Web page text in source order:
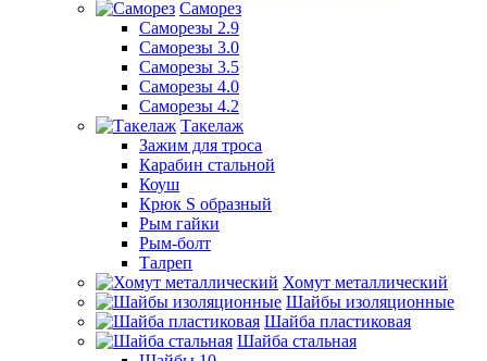
Саморез
Саморезы 2.9
Саморезы 3.0
Саморезы 3.5
Саморезы 4.0
Саморезы 4.2
Такелаж
Зажим для троса
Карабин стальной
Коуш
Крюк S образный
Рым гайки
Рым-болт
Талреп
Хомут металлический
Шайбы изоляционные
Шайба пластиковая
Шайба стальная